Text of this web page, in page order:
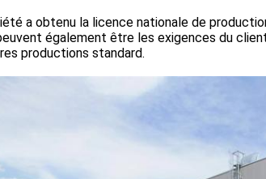
a obtenu la licence nationale de
également être les exigences du
productions standard.